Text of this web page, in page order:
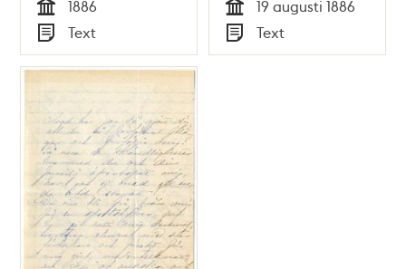
Tid
1886
Typ
Text Tid
19 augusti 1886
Typ
Text